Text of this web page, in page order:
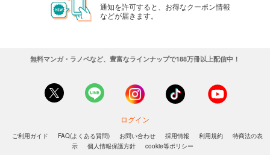
通知を許可すると、お得なクーポン情報
などが届きます。
無料マンガ・ラノベなど、豊富なラインナップで188万冊以上配信中！
ログイン
ご利用ガイド FAQ(よくある質問) お問い合わせ 採用情報 利用規約
特商法の表
示
個人情報保護方針
cookie等ポリシー